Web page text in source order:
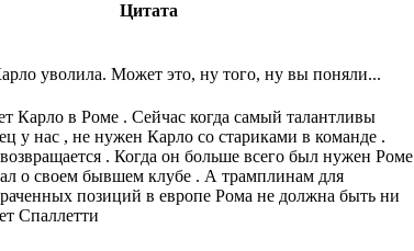
Цитата
уволила. Может это, ну того, ну вы поняли...
Карло в Рoме . Сейчас когда самый талантливы
у нас , не нужен Карло со стариками в команде .
. Когда он больше всего был нужен Роме
о своем бывшем клубе . А трамплинам для
позиций в европе Рома не должна быть ни
Спаллетти